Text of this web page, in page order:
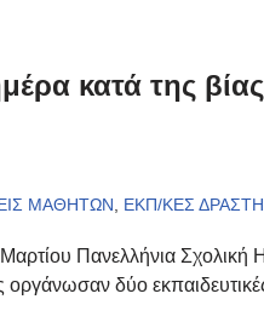
κατά της
ΜΑΘΗΤΩΝ ΕΚΠ/ΚΕΣ
Πανελλήνια Σχολική
οργάνωσαν δύο